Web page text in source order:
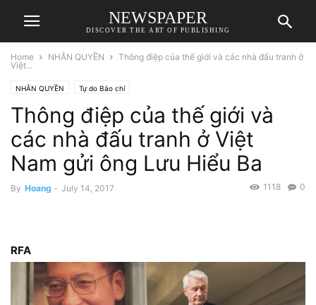
NEWSPAPER
DISCOVER THE ART OF PUBLISHING
Home NHÂN QUYỀN
Thông điệp của thế giới và các nhà đấu tranh ở
Việt...
NHÂN QUYỀN Tự do Báo chí
Thông điệp của thế giới và
các nhà đấu tranh ở Việt
Nam gửi ông Lưu Hiểu Ba
By Hoang - July 14, 2017 0
1118
RFA